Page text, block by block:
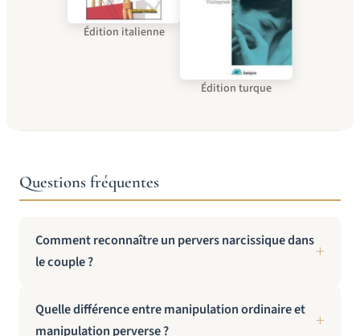
Édition italienne
Édition turque
Questions fréquentes
Comment reconnaître un pervers narcissique dans
le couple ?
Quelle différence entre manipulation ordinaire et
manipulation perverse ?